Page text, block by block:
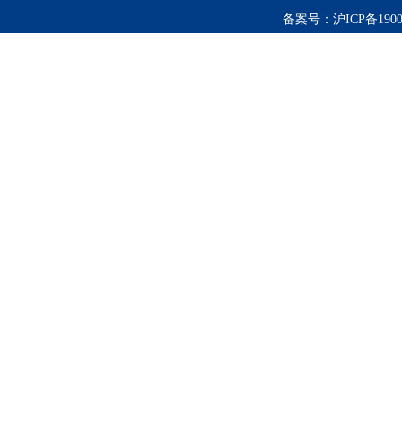
药品稳定性试验箱
备案号： 沪ICP备